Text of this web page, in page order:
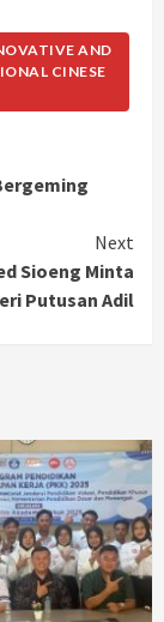
AND
CINESE
Next
Sioeng Minta
Putusan Adil